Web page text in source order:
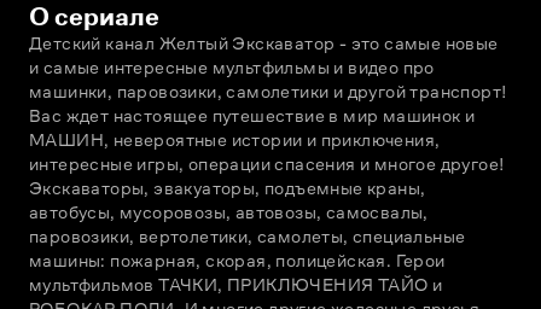
О сериале
Детский канал Желтый Экскаватор - это самые новые
и самые интересные мультфильмы и видео про
машинки, паровозики, самолетики и другой транспорт!
Вас ждет настоящее путешествие в мир машинок и
МАШИН, невероятные истории и приключения,
интересные игры, операции спасения и многое другое!
Экскаваторы, эвакуаторы, подъемные краны,
автобусы, мусоровозы, автовозы, самосвалы,
паровозики, вертолетики, самолеты, специальные
машины: пожарная, скорая, полицейская. Герои
мультфильмов ТАЧКИ, ПРИКЛЮЧЕНИЯ ТАЙО и